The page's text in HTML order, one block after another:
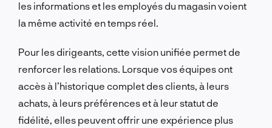
les informations et les employés du magasin voient
la même activité en temps réel.
Pour les dirigeants, cette vision unifiée permet de
renforcer les relations. Lorsque vos équipes ont
accès à l’historique complet des clients, à leurs
achats, à leurs préférences et à leur statut de
fidélité, elles peuvent offrir une expérience plus